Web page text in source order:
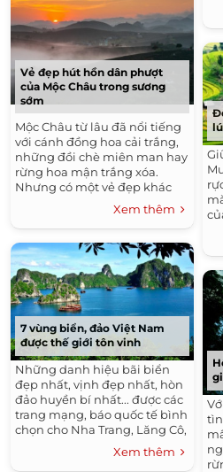
Vẻ đẹp hút hồn dân phượt
của Mộc Châu trong sương
sớm
Mộc Châu từ lâu đã nổi tiếng
với cánh đồng hoa cải trắng,
những đồi chè miên man hay
rừng hoa mận trắng xóa.
Nhưng có một vẻ đẹp khác
mà dân phượt không thể bỏ
qua đó là Mộc Châu trong
sương...
Xem thêm
7 vùng biển, đảo Việt Nam
được thế giới tôn vinh
Những danh hiệu bãi biển
đẹp nhất, vịnh đẹp nhất, hòn
đảo huyền bí nhất... được các
trang mạng, báo quốc tế bình
chọn cho Nha Trang, Lăng Cô,
Xem thêm